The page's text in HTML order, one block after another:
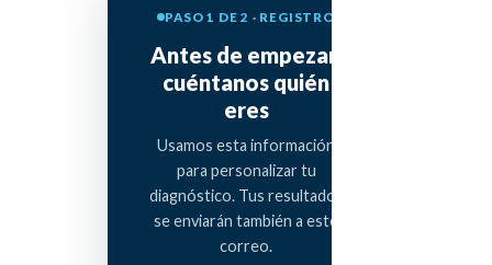
PASO 1 DE 2 · REGISTRO
Antes de empezar,
cuéntanos quién
eres
Usamos esta información
para personalizar tu
diagnóstico. Tus resultados
se enviarán también a este
correo.